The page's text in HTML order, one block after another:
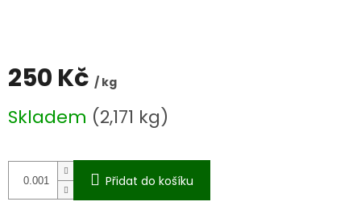
250 Kč / kg
cena:
Skladem (2,171 kg)
Přidat do košíku